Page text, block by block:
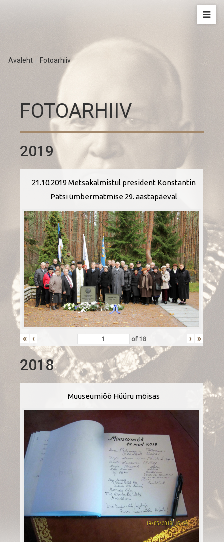
Avaleht Fotoarhiiv
FOTOARHIIV
2019
21.10.2019 Metsakalmistul president Konstantin
Pätsi ümbermatmise 29. aastapäeval
« ‹ of18 › »
2018
Muuseumiöö Hüüru mõisas